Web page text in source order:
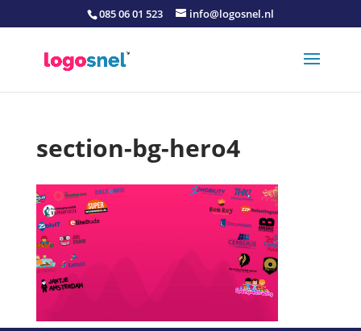
085 06 01 523 info@logosnel.nl
section-bg-hero4